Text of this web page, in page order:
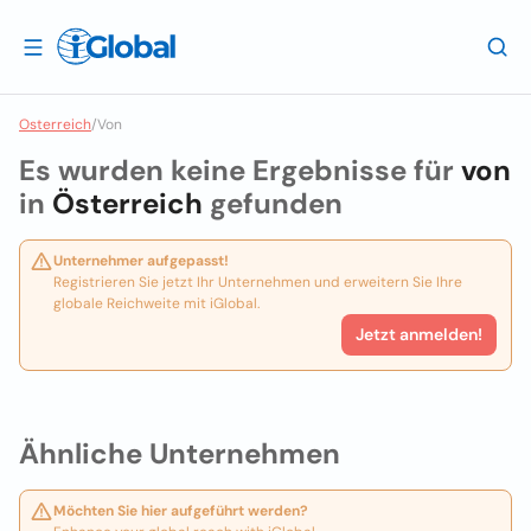
Osterreich/Von
Ähnliche Unternehmen
Möchten Sie hier aufgeführt werden?
Es wurden keine Ergebnisse für von
in Österreich gefunden
Unternehmer aufgepasst!
Registrieren Sie jetzt Ihr Unternehmen und erweitern Sie Ihre
globale Reichweite mit iGlobal.
Jetzt anmelden!